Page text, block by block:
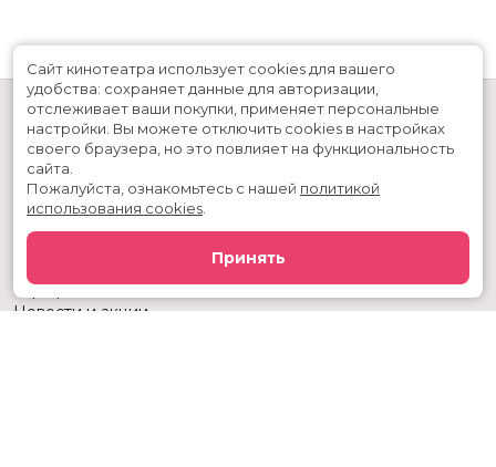
Скоро в кино
Тарифы
Новости и акции
Сайт кинотеатра использует cookies для вашего
удобства: сохраняет данные для авторизации,
отслеживает ваши покупки, применяет персональные
настройки. Вы можете отключить cookies в настройках
своего браузера, но это повлияет на функциональность
сайта.
Пожалуйста, ознакомьтесь с нашей политикой
использования cookies
Принять